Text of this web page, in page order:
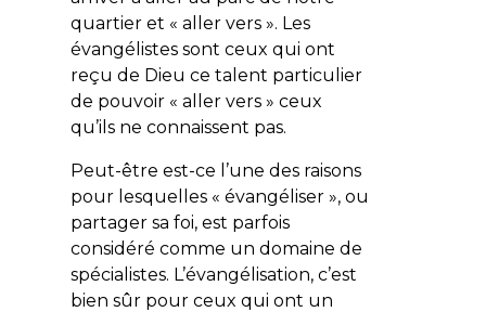
quartier et « aller vers ». Les
évangélistes sont ceux qui ont
reçu de Dieu ce talent particulier
de pouvoir « aller vers » ceux
qu’ils ne connaissent pas.
Peut-être est-ce l’une des raisons
pour lesquelles « évangéliser », ou
partager sa foi, est parfois
considéré comme un domaine de
spécialistes. L’évangélisation, c’est
bien sûr pour ceux qui ont un